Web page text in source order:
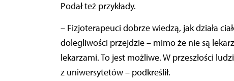
Podał też przykłady.
– Fizjoterapeuci dobrze wiedzą, jak działa
dolegliwości przejdzie – mimo że nie są
lekarzami. To jest możliwe. W przeszłości
z uniwersytetów – podkreślił.